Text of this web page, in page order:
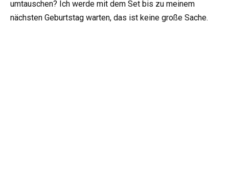
umtauschen? Ich werde mit dem Set bis zu meinem
nächsten Geburtstag warten, das ist keine große Sache.